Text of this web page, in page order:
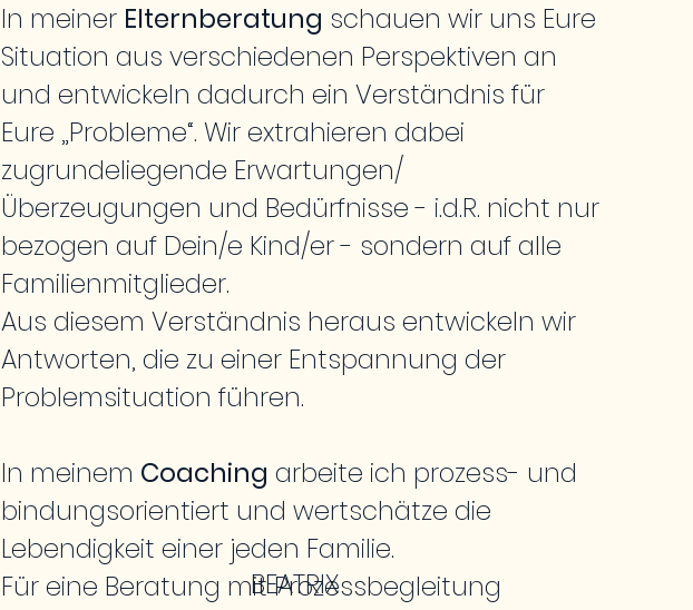
In meiner Elternberatung schauen wir uns Eure
Situation aus verschiedenen Perspektiven an
und entwickeln dadurch ein Verständnis für
Eure „Probleme“. Wir extrahieren dabei
zugrundeliegende Erwartungen/
Überzeugungen und Bedürfnisse - i.d.R. nicht nur
bezogen auf Dein/e Kind/er - sondern auf alle
Familienmitglieder.
Aus diesem Verständnis heraus entwickeln wir
Antworten, die zu einer Entspannung der
Problemsituation führen.
In meinem Coaching arbeite ich prozess- und
bindungsorientiert und wertschätze die
Lebendigkeit einer jeden Familie.
Für eine Beratung mit Prozessbegleitung
BEATRIX